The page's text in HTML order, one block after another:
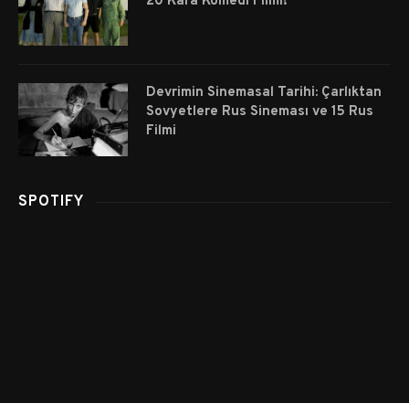
Devrimin Sinemasal Tarihi: Çarlıktan
Sovyetlere Rus Sineması ve 15 Rus
Filmi
SPOTIFY